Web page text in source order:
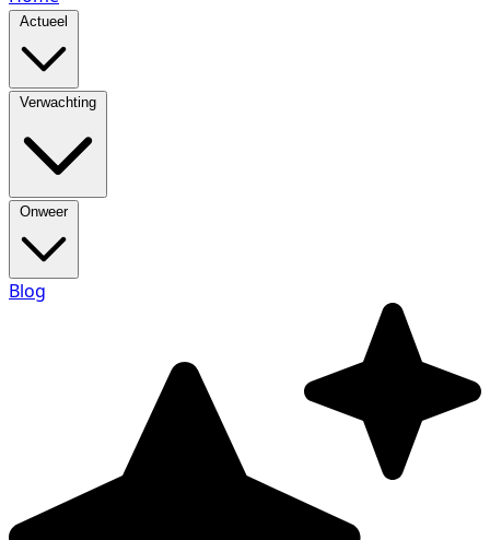
Actueel
Verwachting
Onweer
Blog